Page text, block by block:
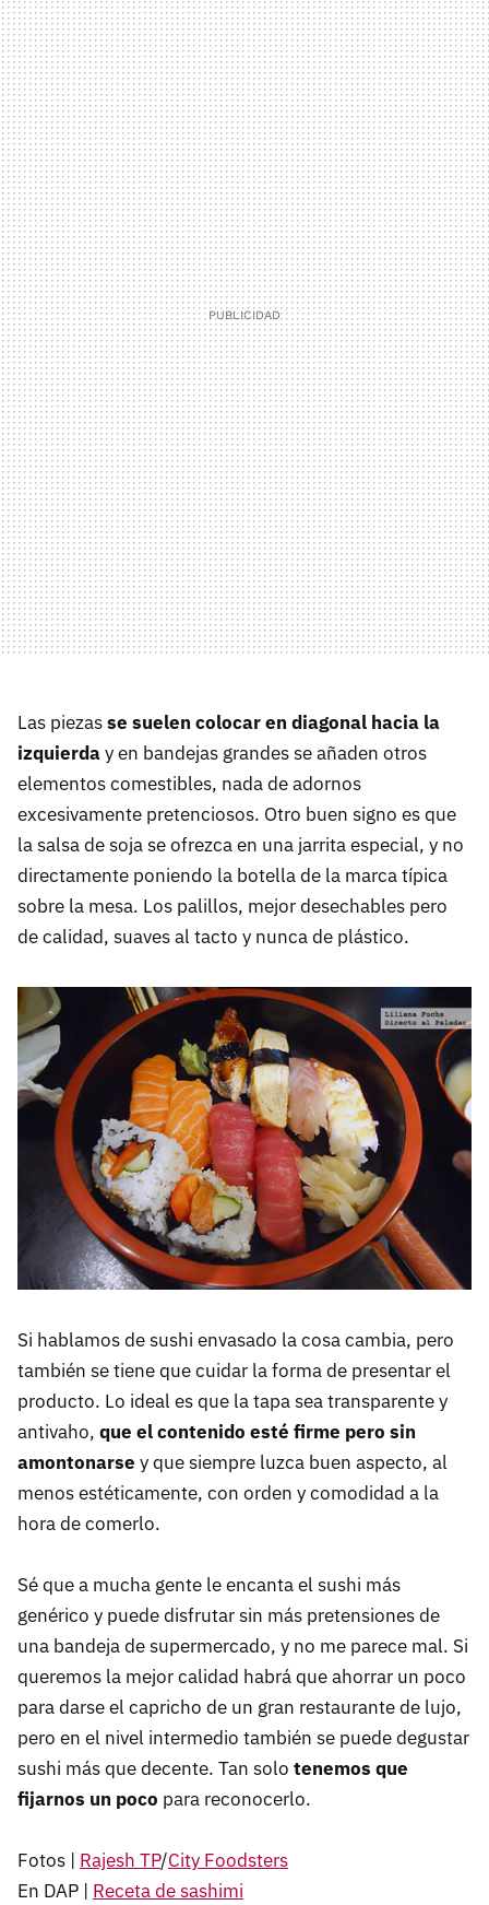
Las piezasse suelen colocar en diagonal hacia la
izquierday en bandejas grandes se añaden otros
elementos comestibles, nada de adornos
excesivamente pretenciosos. Otro buen signo es que
la salsa de soja se ofrezca en una jarrita especial, y no
directamente poniendo la botella de la marca típica
sobre la mesa. Los palillos, mejor desechables pero
de calidad, suaves al tacto y nunca de plástico.
Si hablamos de sushi envasado la cosa cambia, pero
también se tiene que cuidar la forma de presentar el
producto. Lo ideal es que la tapa sea transparente y
antivaho, que el contenido esté firme pero sin
amontonarse y que siempre luzca buen aspecto, al
menos estéticamente, con orden y comodidad a la
hora de comerlo.
Sé que a mucha gente le encanta el sushi más
genérico y puede disfrutar sin más pretensiones de
una bandeja de supermercado, y no me parece mal. Si
queremos la mejor calidad habrá que ahorrar un poco
para darse el capricho de un gran restaurante de lujo,
pero en el nivel intermedio también se puede degustar
sushi más que decente. Tan solo tenemos que
fijarnos un poco para reconocerlo.
Fotos | Rajesh TP/City Foodsters
En DAP | Receta de sashimi